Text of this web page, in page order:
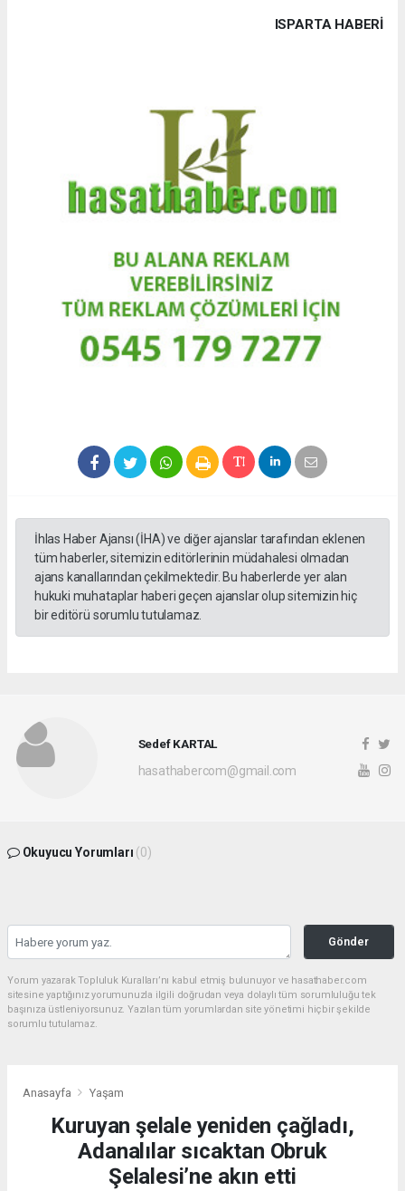
ISPARTA HABERİ
İhlas Haber Ajansı (İHA) ve diğer ajanslar tarafından eklenen
tüm haberler, sitemizin editörlerinin müdahalesi olmadan
ajans kanallarından çekilmektedir. Bu haberlerde yer alan
hukuki muhataplar haberi geçen ajanslar olup sitemizin hiç
bir editörü sorumlu tutulamaz.
Sedef KARTAL
hasathabercom@gmail.com
Okuyucu Yorumları (0)
Gönder
Yorum yazarak Topluluk Kuralları’nı kabul etmiş bulunuyor ve hasathaber.com
sitesine yaptığınız yorumunuzla ilgili doğrudan veya dolaylı tüm sorumluluğu tek
başınıza üstleniyorsunuz. Yazılan tüm yorumlardan site yönetimi hiçbir şekilde
sorumlu tutulamaz.
Anasayfa Yaşam
Kuruyan şelale yeniden çağladı,
Adanalılar sıcaktan Obruk
Şelalesi’ne akın etti